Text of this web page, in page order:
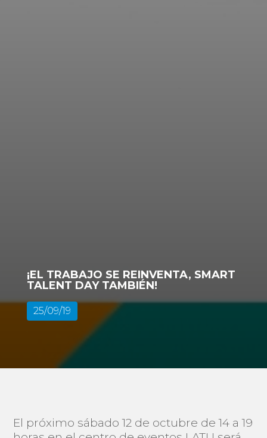
¡EL TRABAJO SE REINVENTA, SMART
TALENT DAY TAMBIÉN!
25/09/19
El próximo sábado 12 de octubre de 14 a 19